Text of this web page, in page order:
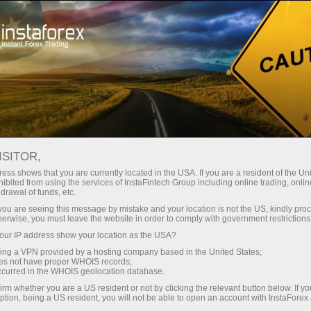
InstaForex-এর সাথে থেকে আপনি সত্যিকারের
লিভারেজ, মার্কেটের সেরা স্প্রেড ও কমিশন এবং
স্টক ও ইনডেক্স ট্রেডিংয়ের জন্য সুবিধাজনক
শর্তাবলী।
স্বল্প
প্রতিটি ডিপোজিটে
30% বোনাস
গতির
পরিচয় ট্রেডিংয়ে এবং হাইওয়েতে পাওয়া যায়
shows that you are currently located in the USA. If you are a resident of the
from using the services of InstaFintech Group including online trading,
of funds, etc.
are seeing this message by mistake and your location is not the US, kindly
you must leave the website in order to comply with government
IP address show your location as the USA?
a VPN provided by a hosting company based in the United States;
not have proper WHOIS records;
in the WHOIS geolocation database.
whether you are a US resident or not by clicking the relevant button below. If
being a US resident, you will not be able to open an account with InstaForex